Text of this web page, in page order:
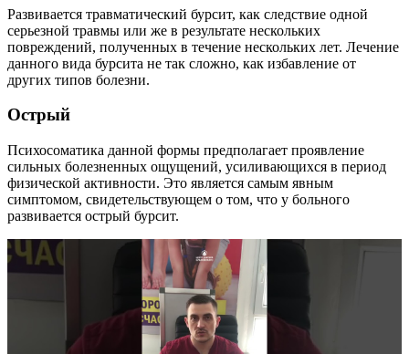
Развивается травматический бурсит, как следствие одной
серьезной травмы или же в результате нескольких
повреждений, полученных в течение нескольких лет. Лечение
данного вида бурсита не так сложно, как избавление от
других типов болезни.
Острый
Психосоматика данной формы предполагает проявление
сильных болезненных ощущений, усиливающихся в период
физической активности. Это является самым явным
симптомом, свидетельствующем о том, что у больного
развивается острый бурсит.